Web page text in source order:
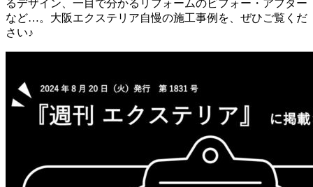
るデザイン、一目で分かるリフォームのビフォー・アフター
など…。大阪エクステリア自慢の施工事例を、ぜひご覧くだ
さい♪